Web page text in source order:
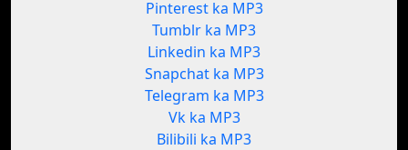
Pinterest ka MP3
Tumblr ka MP3
Linkedin ka MP3
Snapchat ka MP3
Telegram ka MP3
Vk ka MP3
Bilibili ka MP3